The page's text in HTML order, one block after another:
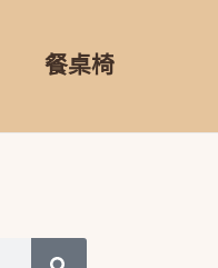
餐桌椅
搜